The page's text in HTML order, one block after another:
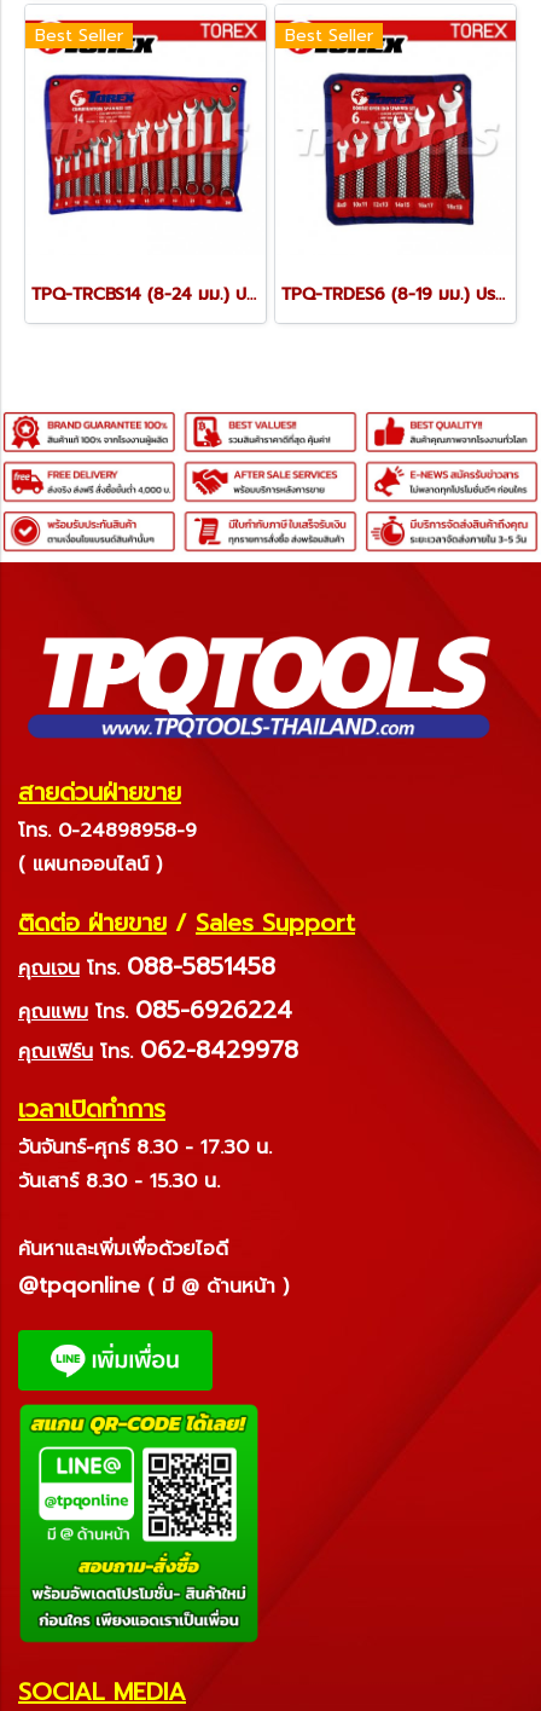
Best Seller
TPQ-TRCBS14 (8-24 มม.) ประแจแหวนข้างปากตายชุด 14 ตัว TOREX
Best Seller
TPQ-TRDES6 (8-19 มม.) ประแจปากตายชุด 6 ตัว TOREX
สายด่วนฝ่ายขาย
โทร. 0-24898958-9
( แผนกออนไลน์ )
ติดต่อ ฝ่ายขาย / Sales Support
คุณเจน โทร. 088-5851458
คุณแพม โทร. 085-6926224
คุณเฟิร์น โทร. 062-8429978
เวลาเปิดทำการ
วันจันทร์-ศุกร์ 8.30 - 17.30 น.
วันเสาร์ 8.30 - 15.30 น.
ค้นหาและเพิ่มเพื่อด้วยไอดี
@tpqonline ( มี @ ด้านหน้า )
SOCIAL MEDIA